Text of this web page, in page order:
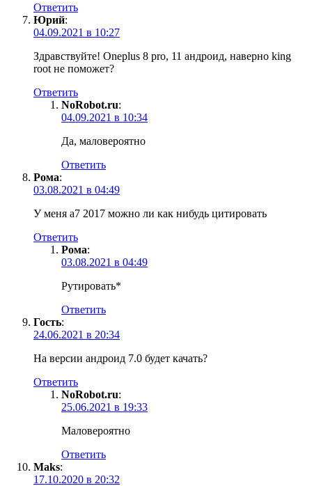
Ответить
Юрий:
04.09.2021 в 10:27
Здравствуйте! Oneplus 8 pro, 11 андроид, наверно king
root не поможет?
Ответить
NoRobot.ru:
04.09.2021 в 10:34
Да, маловероятно
Ответить
Рома:
03.08.2021 в 04:49
У меня а7 2017 можно ли как нибудь цитировать
Ответить
Рома:
03.08.2021 в 04:49
Рутировать*
Ответить
Гость:
24.06.2021 в 20:34
На версии андроид 7.0 будет качать?
Ответить
NoRobot.ru:
25.06.2021 в 19:33
Маловероятно
Ответить
Maks:
17.10.2020 в 20:32